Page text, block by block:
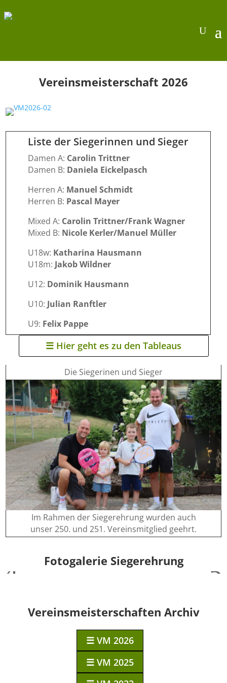
Vereinsmeisterschaft 2026
Liste der Siegerinnen und Sieger
Damen A: Carolin Trittner
Damen B: Daniela Eickelpasch
Herren A: Manuel Schmidt
Herren B: Pascal Mayer
Mixed A: Carolin Trittner/Frank Wagner
Mixed B: Nicole Kerler/Manuel Müller
U18w: Katharina Hausmann
U18m: Jakob Wildner
U12: Dominik Hausmann
U10: Julian Ranftler
U9: Felix Pappe
☰ Hier geht es zu den Tableaus
Die Siegerinen und Sieger
Im Rahmen der Siegerehrung wurden auch
unser 250. und 251. Vereinsmitglied geehrt.
Fotogalerie Siegerehrung
Vereinsmeisterschaften Archiv
☰ VM 2026
☰ VM 2025